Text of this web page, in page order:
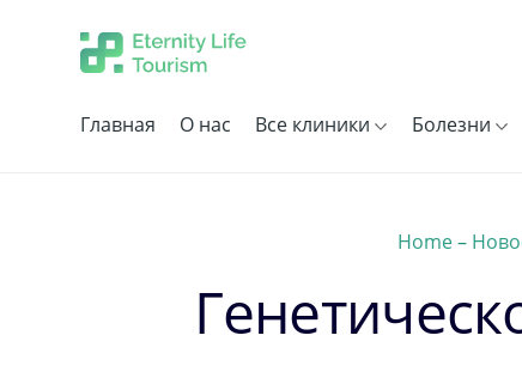
Главная О нас Все клиники Болезни
Home –